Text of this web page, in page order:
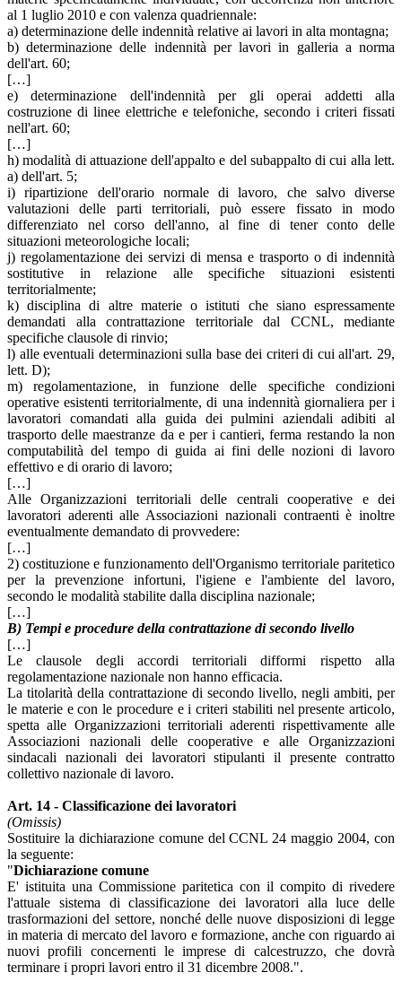
al 1 luglio 2010 e con valenza quadriennale:
a) determinazione delle indennità relative ai lavori in alta montagna;
b) determinazione delle indennità per lavori in galleria a norma
dell'art. 60;
[…]
e) determinazione dell'indennità per gli operai addetti alla
costruzione di linee elettriche e telefoniche, secondo i criteri fissati
nell'art. 60;
[…]
h) modalità di attuazione dell'appalto e del subappalto di cui alla lett.
a) dell'art. 5;
i) ripartizione dell'orario normale di lavoro, che salvo diverse
valutazioni delle parti territoriali, può essere fissato in modo
differenziato nel corso dell'anno, al fine di tener conto delle
situazioni meteorologiche locali;
j) regolamentazione dei servizi di mensa e trasporto o di indennità
sostitutive in relazione alle specifiche situazioni esistenti
territorialmente;
k) disciplina di altre materie o istituti che siano espressamente
demandati alla contrattazione territoriale dal CCNL, mediante
specifiche clausole di rinvio;
l) alle eventuali determinazioni sulla base dei criteri di cui all'art. 29,
lett. D);
m) regolamentazione, in funzione delle specifiche condizioni
operative esistenti territorialmente, di una indennità giornaliera per i
lavoratori comandati alla guida dei pulmini aziendali adibiti al
trasporto delle maestranze da e per i cantieri, ferma restando la non
computabilità del tempo di guida ai fini delle nozioni di lavoro
effettivo e di orario di lavoro;
[…]
Alle Organizzazioni territoriali delle centrali cooperative e dei
lavoratori aderenti alle Associazioni nazionali contraenti è inoltre
eventualmente demandato di provvedere:
[…]
2) costituzione e funzionamento dell'Organismo territoriale paritetico
per la prevenzione infortuni, l'igiene e l'ambiente del lavoro,
secondo le modalità stabilite dalla disciplina nazionale;
[…]
B) Tempi e procedure della contrattazione di secondo livello
[…]
Le clausole degli accordi territoriali difformi rispetto alla
regolamentazione nazionale non hanno efficacia.
La titolarità della contrattazione di secondo livello, negli ambiti, per
le materie e con le procedure e i criteri stabiliti nel presente articolo,
spetta alle Organizzazioni territoriali aderenti rispettivamente alle
Associazioni nazionali delle cooperative e alle Organizzazioni
sindacali nazionali dei lavoratori stipulanti il presente contratto
collettivo nazionale di lavoro.
Art. 14 - Classificazione dei lavoratori
(Omissis)
Sostituire la dichiarazione comune del CCNL 24 maggio 2004, con
la seguente:
"Dichiarazione comune
E' istituita una Commissione paritetica con il compito di rivedere
l'attuale sistema di classificazione dei lavoratori alla luce delle
trasformazioni del settore, nonché delle nuove disposizioni di legge
in materia di mercato del lavoro e formazione, anche con riguardo ai
nuovi profili concernenti le imprese di calcestruzzo, che dovrà
terminare i propri lavori entro il 31 dicembre 2008.".